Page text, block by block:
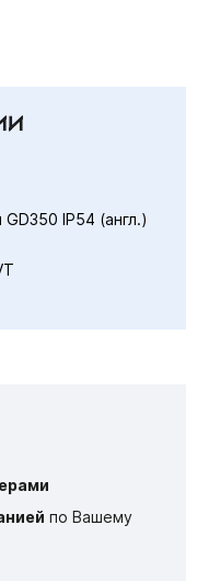
IP54 (англ.)
по Вашему